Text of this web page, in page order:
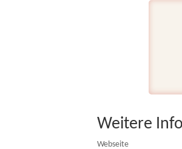
Weitere
Webseite